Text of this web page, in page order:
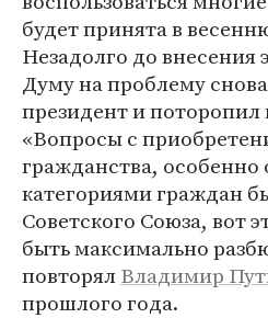
будет принята в
Незадолго до внесения
Думу на проблему
президент и поторопил
«Вопросы с
гражданства,
категориями граждан
Советского Союза, вот
быть максимально
повторялВладимир
прошлого года.